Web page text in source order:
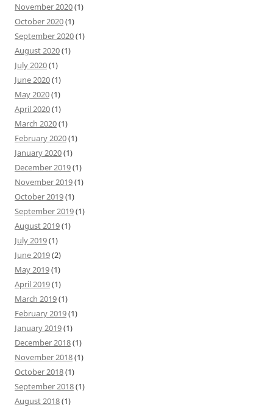
November 2020(1)
October 2020(1)
September 2020(1)
August 2020(1)
July 2020(1)
June 2020(1)
May 2020(1)
April 2020(1)
March 2020(1)
February 2020(1)
January 2020(1)
December 2019(1)
November 2019(1)
October 2019(1)
September 2019(1)
August 2019(1)
July 2019(1)
June 2019(2)
May 2019(1)
April 2019(1)
March 2019(1)
February 2019(1)
January 2019(1)
December 2018(1)
November 2018(1)
October 2018(1)
September 2018(1)
August 2018(1)